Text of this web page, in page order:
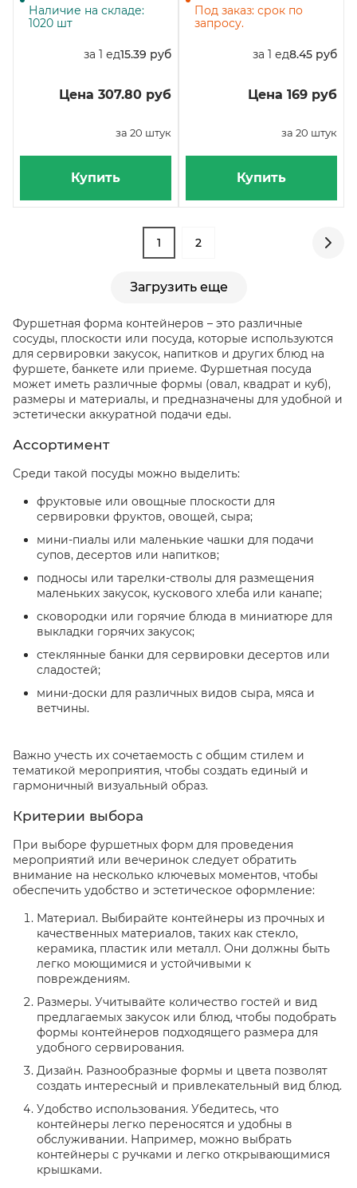
коробке 240 штуки
Наличие на складе:
1020 шт
за 1 ед15.39 руб
Цена 307.80 руб
за 20 штук
Купить
Под заказ: срок по
запросу.
за 1 ед8.45 руб
Цена 169 руб
за 20 штук
Купить
1 2
Загрузить еще
Фуршетная форма контейнеров – это различные
сосуды, плоскости или посуда, которые используются
для сервировки закусок, напитков и других блюд на
фуршете, банкете или приеме. Фуршетная посуда
может иметь различные формы (овал, квадрат и куб),
размеры и материалы, и предназначены для удобной и
эстетически аккуратной подачи еды.
Ассортимент
Среди такой посуды можно выделить:
фруктовые или овощные плоскости для
сервировки фруктов, овощей, сыра;
мини-пиалы или маленькие чашки для подачи
супов, десертов или напитков;
подносы или тарелки-стволы для размещения
маленьких закусок, кускового хлеба или канапе;
сковородки или горячие блюда в миниатюре для
выкладки горячих закусок;
стеклянные банки для сервировки десертов или
сладостей;
мини-доски для различных видов сыра, мяса и
ветчины.
Важно учесть их сочетаемость с общим стилем и
тематикой мероприятия, чтобы создать единый и
гармоничный визуальный образ.
Критерии выбора
При выборе фуршетных форм для проведения
мероприятий или вечеринок следует обратить
внимание на несколько ключевых моментов, чтобы
обеспечить удобство и эстетическое оформление:
Материал. Выбирайте контейнеры из прочных и
качественных материалов, таких как стекло,
керамика, пластик или металл. Они должны быть
легко моющимися и устойчивыми к
повреждениям.
Размеры. Учитывайте количество гостей и вид
предлагаемых закусок или блюд, чтобы подобрать
формы контейнеров подходящего размера для
удобного сервирования.
Дизайн. Разнообразные формы и цвета позволят
создать интересный и привлекательный вид блюд.
Удобство использования. Убедитесь, что
контейнеры легко переносятся и удобны в
обслуживании. Например, можно выбрать
контейнеры с ручками и легко открывающимися
крышками.